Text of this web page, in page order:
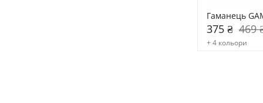
Гаманець
375 ₴ 469
+ 4 кольори